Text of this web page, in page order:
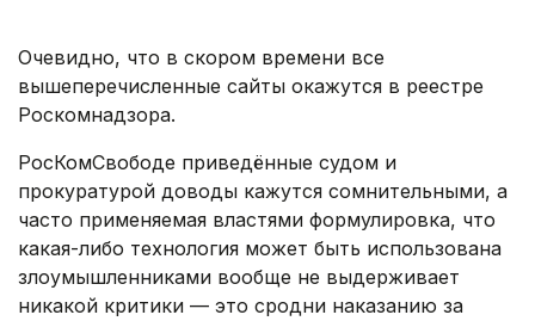
Очевидно, что в скором времени все
вышеперечисленные сайты окажутся в реестре
Роскомнадзора.
РосКомСвободе приведённые судом и
прокуратурой доводы кажутся сомнительными, а
часто применяемая властями формулировка, что
какая-либо технология может быть использована
злоумышленниками вообще не выдерживает
никакой критики — это сродни наказанию за